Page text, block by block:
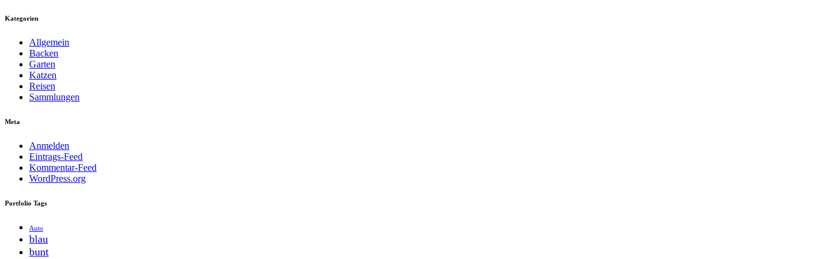
Kategorien
Allgemein
Backen
Garten
Katzen
Reisen
Sammlungen
Meta
Anmelden
Eintrags-Feed
Kommentar-Feed
WordPress.org
Portfolio Tags
Auto
blau
bunt